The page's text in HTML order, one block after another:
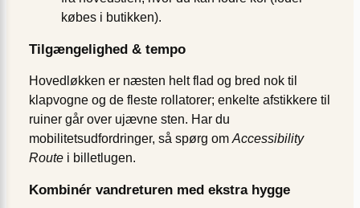
købes i butikken).
Tilgængelighed & tempo
Hovedløkken er næsten helt flad og bred nok til
klapvogne og de fleste rollatorer; enkelte afstikkere til
ruiner går over ujævne sten. Har du
mobilitetsudfordringer, så spørg om Accessibility
Route i billetlugen.
Kombinér vandreturen med ekstra hygge